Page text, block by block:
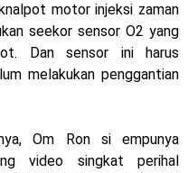
155 Turbo !
lahir, Aerox Turbo hanya
mantap !
motor injeksi zaman
seekor sensor O2 yang
Dan sensor ini harus
melakukan penggantian
Om Ron si empunya
video singkat perihal